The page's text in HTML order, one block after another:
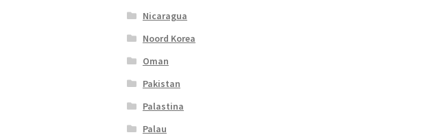
Nicaragua
Noord Korea
Oman
Pakistan
Palastina
Palau